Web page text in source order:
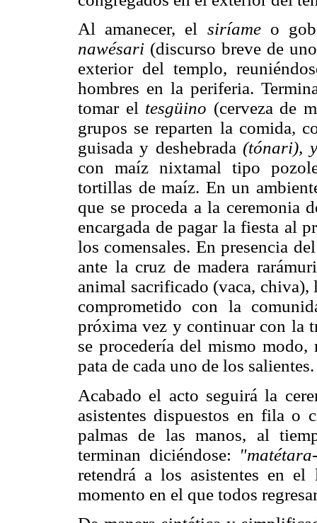
Al amanecer, el siríameo
nawésari (discurso breve de
exterior del templo,
hombres en la periferia.
tomar el tesgüino (cerveza de
grupos se reparten la comida,
guisada y deshebrada(tónari), y
con maíz nixtamal tipo
tortillas de maíz. En un
que se proceda a la ceremonia
encargada de pagar la fiesta al
los comensales. En presencia
ante la cruz de madera
animal sacrificado (vaca, chiva),
comprometido con la
próxima vez y continuar con la
se procedería del mismo
pata de cada uno de los salientes.
Acabado el acto seguirá la
asistentes dispuestos en fila o
palmas de las manos, al
terminan diciéndose:
retendrá a los asistentes en el
momento en el que todos